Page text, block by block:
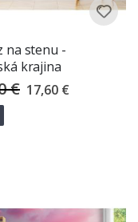
na stenu -
krajina
€ Special
Price
17,60 €